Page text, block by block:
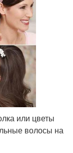
или цветы
волосы на